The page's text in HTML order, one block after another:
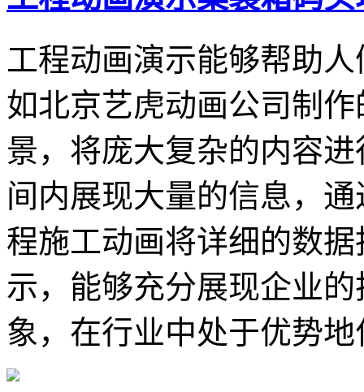
工程动画演示能够帮助
如北京艺虎动画公司制
景，将庞大复杂的内容
间内展现大量的信息，
程施工动画将详细的数
示，能够充分展现企业
象，在行业中处于优势地